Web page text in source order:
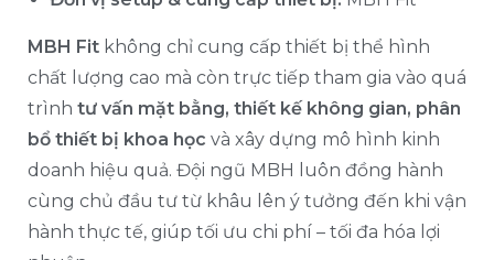
MBH Fit không chỉ cung cấp thiết bị thể hình
chất lượng cao mà còn trực tiếp tham gia vào quá
trình tư vấn mặt bằng, thiết kế không gian, phân
bổ thiết bị khoa học và xây dựng mô hình kinh
doanh hiệu quả. Đội ngũ MBH luôn đồng hành
cùng chủ đầu tư từ khâu lên ý tưởng đến khi vận
hành thực tế, giúp tối ưu chi phí – tối đa hóa lợi